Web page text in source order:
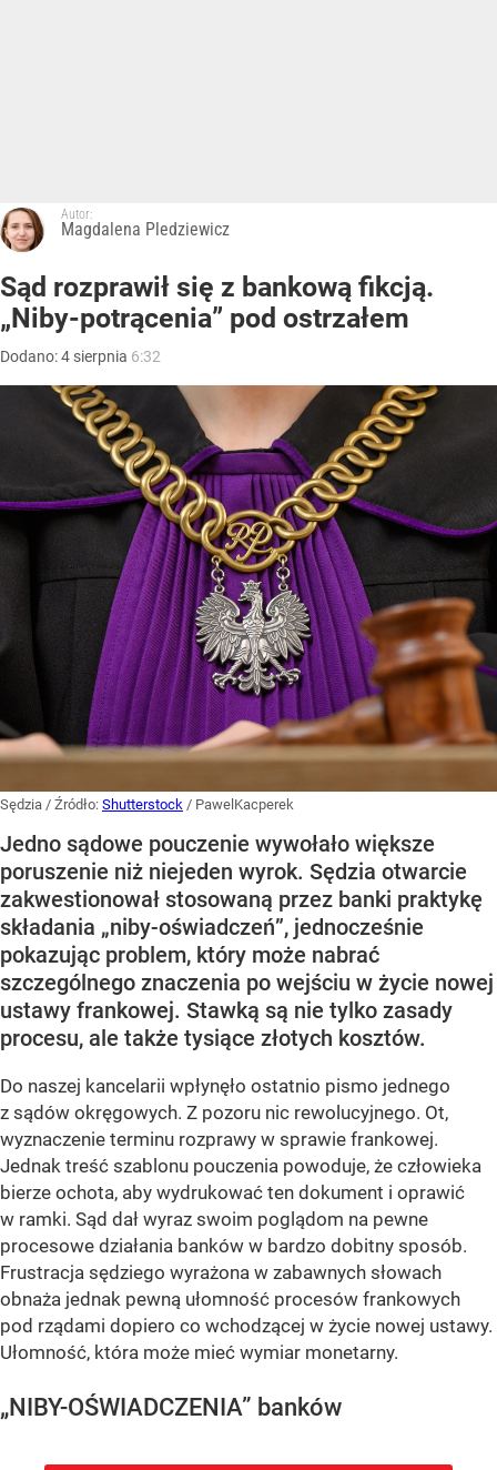
Autor:
Magdalena Pledziewicz
Sąd rozprawił się z bankową fikcją.
„Niby-potrącenia” pod ostrzałem
Dodano:4 sierpnia 6:32
Sędzia / Źródło: Shutterstock / PawelKacperek
Jedno sądowe pouczenie wywołało większe
poruszenie niż niejeden wyrok. Sędzia otwarcie
zakwestionował stosowaną przez banki praktykę
składania „niby-oświadczeń”, jednocześnie
pokazując problem, który może nabrać
szczególnego znaczenia po wejściu w życie nowej
ustawy frankowej. Stawką są nie tylko zasady
procesu, ale także tysiące złotych kosztów.
Do naszej kancelarii wpłynęło ostatnio pismo jednego
z sądów okręgowych. Z pozoru nic rewolucyjnego. Ot,
wyznaczenie terminu rozprawy w sprawie frankowej.
Jednak treść szablonu pouczenia powoduje, że człowieka
bierze ochota, aby wydrukować ten dokument i oprawić
w ramki. Sąd dał wyraz swoim poglądom na pewne
procesowe działania banków w bardzo dobitny sposób.
Frustracja sędziego wyrażona w zabawnych słowach
obnaża jednak pewną ułomność procesów frankowych
pod rządami dopiero co wchodzącej w życie nowej ustawy.
Ułomność, która może mieć wymiar monetarny.
„NIBY-OŚWIADCZENIA” banków